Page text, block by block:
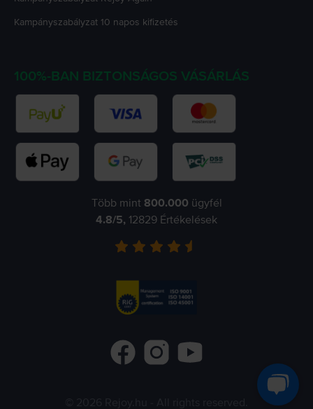
Kampányszabályzat 10 napos kifizetés
100%-BAN BIZTONSÁGOS VÁSÁRLÁS
Több mint 800.000 ügyfél
4.8/5, 12829 Értékelések